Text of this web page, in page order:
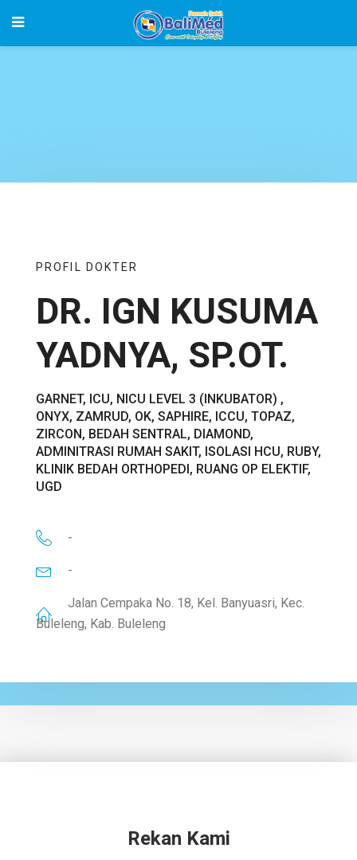
PROFIL DOKTER
DR. IGN KUSUMA
YADNYA, SP.OT.
GARNET, ICU, NICU LEVEL 3 (INKUBATOR) ,
ONYX, ZAMRUD, OK, SAPHIRE, ICCU, TOPAZ,
ZIRCON, BEDAH SENTRAL, DIAMOND,
ADMINITRASI RUMAH SAKIT, ISOLASI HCU, RUBY,
KLINIK BEDAH ORTHOPEDI, RUANG OP ELEKTIF,
UGD
-
-
Jalan Cempaka No. 18, Kel. Banyuasri, Kec.
Buleleng, Kab. Buleleng
Rekan Kami